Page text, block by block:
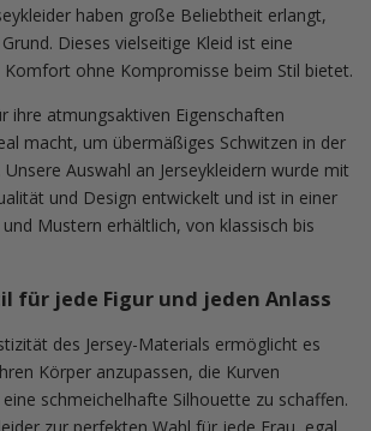
haben große Beliebtheit erlangt,
Dieses vielseitige Kleid ist eine
Komfort ohne Kompromisse beim Stil bietet.
ihre atmungsaktiven Eigenschaften
macht, um übermäßiges Schwitzen in der
Auswahl an Jerseykleidern wurde mit
und Design entwickelt und ist in einer
Mustern erhältlich, von klassisch bis
für jede Figur und jeden Anlass
des Jersey-Materials ermöglicht es
Körper anzupassen, die Kurven
schmeichelhafte Silhouette zu schaffen.
zur perfekten Wahl für jede Frau, egal